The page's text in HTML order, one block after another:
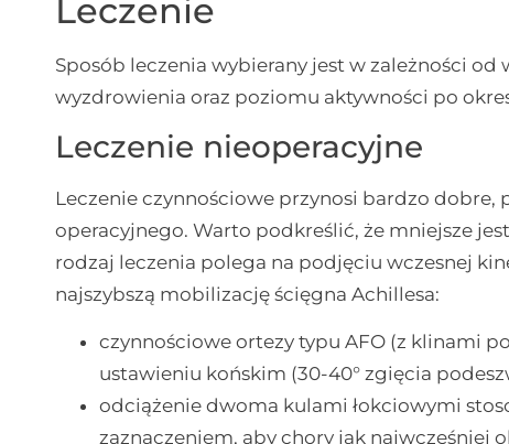
Leczenie
Sposób leczenia wybierany jest w zależności
wyzdrowienia oraz poziomu aktywności po
Leczenie nieoperacyjne
Leczenie czynnościowe przynosi bardzo
operacyjnego. Warto podkreślić, że mniejsze
rodzaj leczenia polega na podjęciu wczesnej
najszybszą mobilizację ścięgna Achillesa:
czynnościowe ortezy typu AFO (z klinami
ustawieniu końskim (30-40° zgięcia
odciążenie dwoma kulami łokciowymi
zaznaczeniem, aby chory jak najwcześniej